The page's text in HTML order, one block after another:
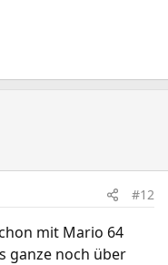
#12
mit Mario 64
ganze noch über